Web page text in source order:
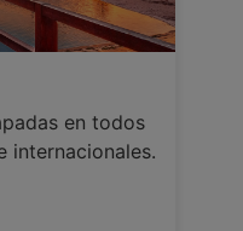
en todos
internacionales.